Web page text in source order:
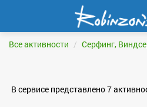
Все активности Серфинг,
В сервисе представлено 7